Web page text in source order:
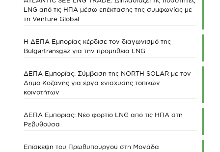
LNG από τις ΗΠΑ μέσω επέκτασης της συμφωνίας με
τη Venture Global
Η ΔΕΠΑ Εμπορίας κέρδισε τον διαγωνισμό της
Bulgartransgaz για την προμήθεια LNG
ΔΕΠΑ Εμπορίας: Σύμβαση της NORTH SOLAR με τον
Δήμο Κοζάνης για έργα ενίσχυσης τοπικών
κοινοτήτων
ΔΕΠΑ Εμπορίας: Νέο φορτίο LNG από τις ΗΠΑ στη
Ρεβυθούσα
Επίσκεψη του Πρωθυπουργού στη Μονάδα